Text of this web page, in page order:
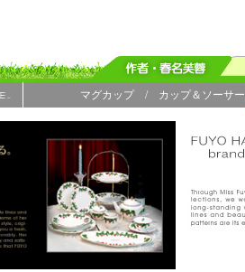
マグカップ / カップ＆ソーサー